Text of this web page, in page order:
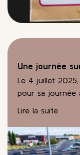
Une journée
Le 4 juillet 2025,
pour sa journée
Lire la suite